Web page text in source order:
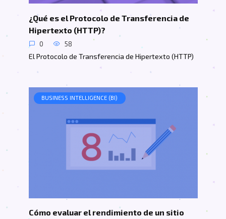
¿Qué es el Protocolo de Transferencia de
Hipertexto (HTTP)?
0 58
El Protocolo de Transferencia de Hipertexto (HTTP)
BUSINESS INTELLIGENCE (BI)
Cómo evaluar el rendimiento de un sitio